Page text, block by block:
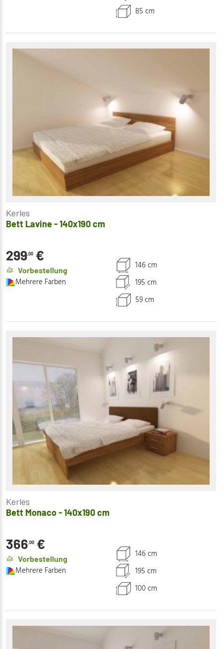
85 cm
Kerles
Bett Lavine - 140x190 cm
299,00 €
Vorbestellung
Mehrere Farben
146 cm
195 cm
59 cm
Kerles
Bett Monaco - 140x190 cm
366,00 €
Vorbestellung
Mehrere Farben
146 cm
195 cm
100 cm